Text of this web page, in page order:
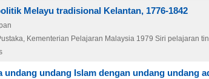
Melayu tradisional Kelantan, 1776-1842
Kementerian Pelajaran Malaysia 1979 Siri pelajaran
undang undang Islam dengan undang undang